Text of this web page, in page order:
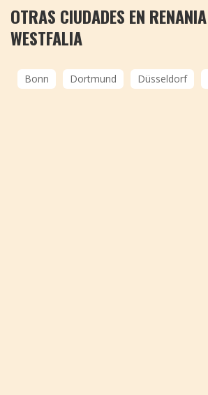
OTRAS CIUDADES EN
WESTFALIA
Bonn Dortmund Düsseldorf